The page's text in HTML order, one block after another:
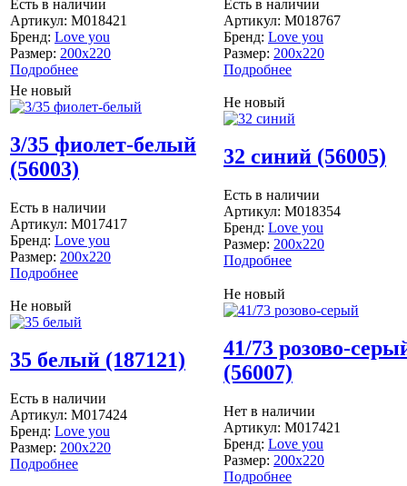
Есть в наличии
Артикул: M018421
Бренд: Love you
Размер: 200x220
Подробнее
Есть в наличии
Артикул: M018767
Бренд: Love you
Размер: 200x220
Подробнее
Не новый
3/35 фиолет-белый
(56003)
Есть в наличии
Артикул: M017417
Бренд: Love you
Размер: 200x220
Подробнее
Не новый
32 синий (56005)
Есть в наличии
Артикул: M018354
Бренд: Love you
Размер: 200x220
Подробнее
Не новый
35 белый (187121)
Есть в наличии
Артикул: M017424
Бренд: Love you
Размер: 200x220
Подробнее
Не новый
41/73 розово-
(56007)
Нет в наличии
Артикул: M017421
Бренд: Love you
Размер: 200x220
Подробнее